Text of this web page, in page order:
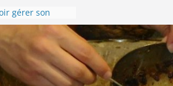
2024 !
gérer son
!
en images !
–
du 8 au